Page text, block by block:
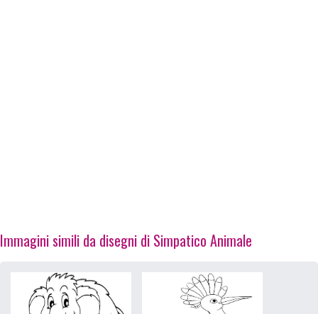
Immagini simili da disegni di Simpatico Animale